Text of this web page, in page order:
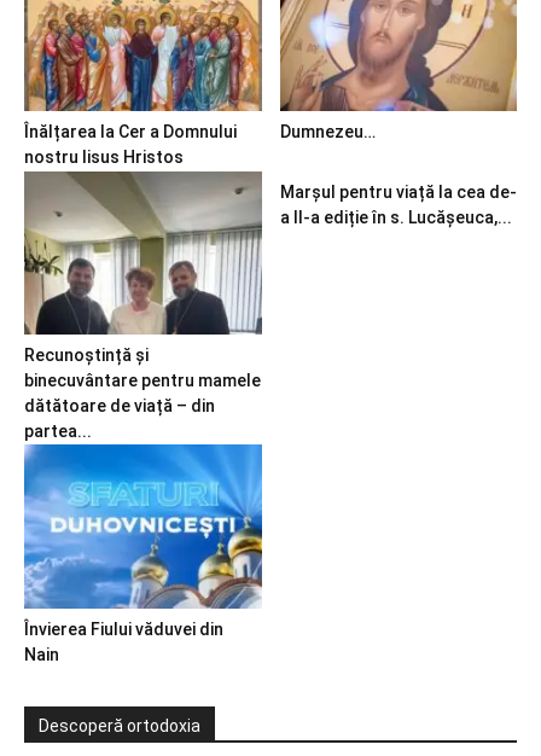
Înălțarea la Cer a Domnului
nostru Iisus Hristos
Dumnezeu…
Recunoștință și
binecuvântare pentru mamele
dătătoare de viață – din
partea...
Marșul pentru viață la cea de-
a II-a ediție în s. Lucășeuca,...
Învierea Fiului văduvei din
Nain
Descoperă ortodoxia